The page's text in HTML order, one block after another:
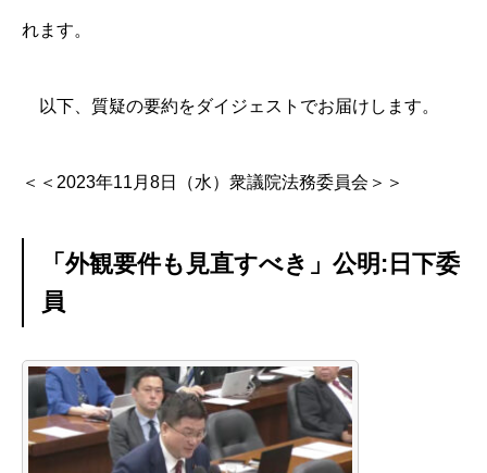
れます。
以下、質疑の要約をダイジェストでお届けします。
＜＜2023年11月8日（水）衆議院法務委員会＞＞
「外観要件も見直すべき」公明:日下委
員